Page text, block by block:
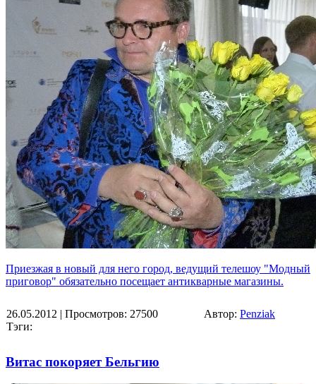
Приезжая в новый для него город, ведущий телешоу "Модный
приговор" обязательно посещает антикварные магазины.
26.05.2012 | Просмотров: 27500
Тэги:
Автор: Penziak
Витас покоряет Бельгию